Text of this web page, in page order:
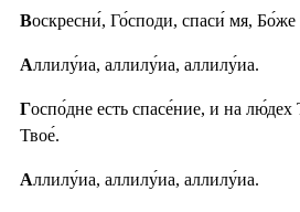
Воскресни́, Го́споди, спаси́ мя,
Аллилу́иа, аллилу́иа, аллилу́иа.
Госпо́дне есть спасе́ние, и на лю́дех
Твое́.
Аллилу́иа, аллилу́иа, аллилу́иа.